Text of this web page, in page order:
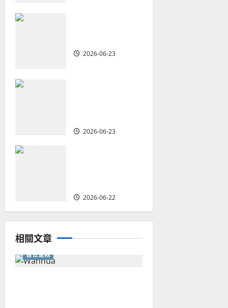
t
n
2026-06-23
2026-06-23
2026-06-22
相關文章
普世宣教